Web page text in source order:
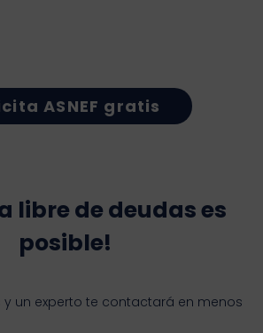
ASNEF gratis
libre de deudas es
posible!
un experto te contactará en menos